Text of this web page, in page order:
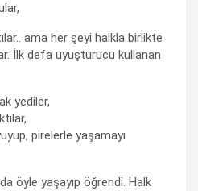
ama her şeyi halkla birlikte
İlk defa uyuşturucu kullanan
yediler,
pirelerle yaşamayı
öyle yaşayıp öğrendi. Halk